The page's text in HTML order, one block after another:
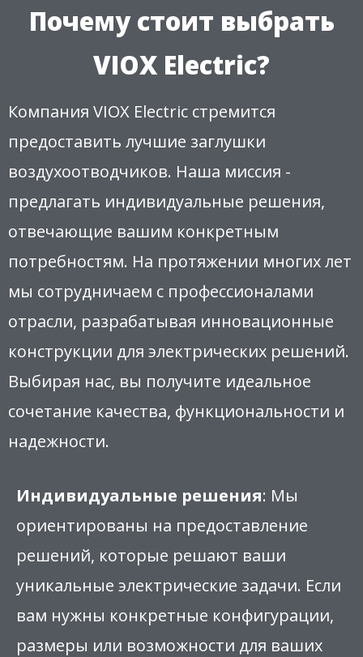
Почему стоит выбрать
VIOX Electric?
Компания VIOX Electric стремится
предоставить лучшие заглушки
воздухоотводчиков. Наша миссия -
предлагать индивидуальные решения,
отвечающие вашим конкретным
потребностям. На протяжении многих лет
мы сотрудничаем с профессионалами
отрасли, разрабатывая инновационные
конструкции для электрических решений.
Выбирая нас, вы получите идеальное
сочетание качества, функциональности и
надежности.
Индивидуальные решения: Мы
ориентированы на предоставление
решений, которые решают ваши
уникальные электрические задачи. Если
вам нужны конкретные конфигурации,
размеры или возможности для ваших